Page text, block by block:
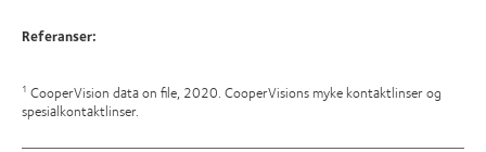
Referanser:
1 CooperVision data on file, 2020. CooperVisions myke kontaktlinser og
spesialkontaktlinser.